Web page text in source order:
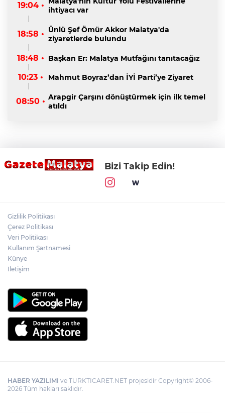
19:04 • ihtiyacı var
18:58 • Ünlü Şef Ömür Akkor Malatya'da
ziyaretlerde bulundu
18:48 • Başkan Er: Malatya Mutfağını tanıtacağız
10:23 • Mahmut Boyraz’dan İYİ Parti’ye Ziyaret
08:50 • Arapgir Çarşını dönüştürmek için ilk temel
atıldı
Bizi Takip Edin!
Gizlilik Politikası
Çerez Politikası
Veri Politikası
Kullanım Şartnamesi
Künye
İletişim
HABER YAZILIMI ve TURKTICARET.NET projesidir Copyright© 2006-
2026 Tüm hakları saklıdır.